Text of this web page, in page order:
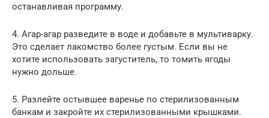
останавливая программу.
4. Агар-агар разведите в воде и добавьте в мультиварку.
Это сделает лакомство более густым. Если вы не
хотите использовать загуститель, то томить ягоды
нужно дольше.
5. Разлейте остывшее варенье по стерилизованным
банкам и закройте их стерилизованными крышками.